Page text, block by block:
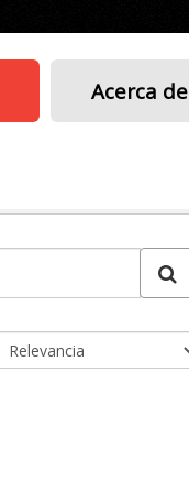
Acerca de